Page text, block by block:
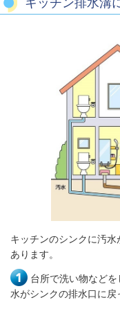
キッチンのシンクに汚
あります。
台所で洗い物など
水がシンクの排水口に戻